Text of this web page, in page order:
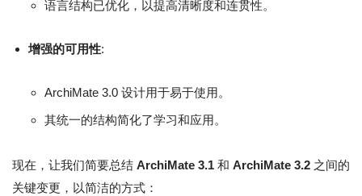
语言结构已优化，以提高清晰度和连贯性。
增强的可用性:
ArchiMate 3.0 设计用于易于使用。
其统一的结构简化了学习和应用。
现在，让我们简要总结 ArchiMate 3.1 和 ArchiMate 3.2 之间的
关键变更，以简洁的方式：